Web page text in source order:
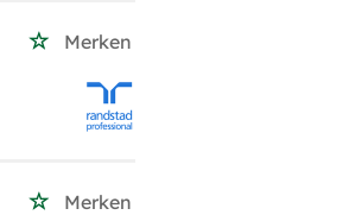
Merken
Merken